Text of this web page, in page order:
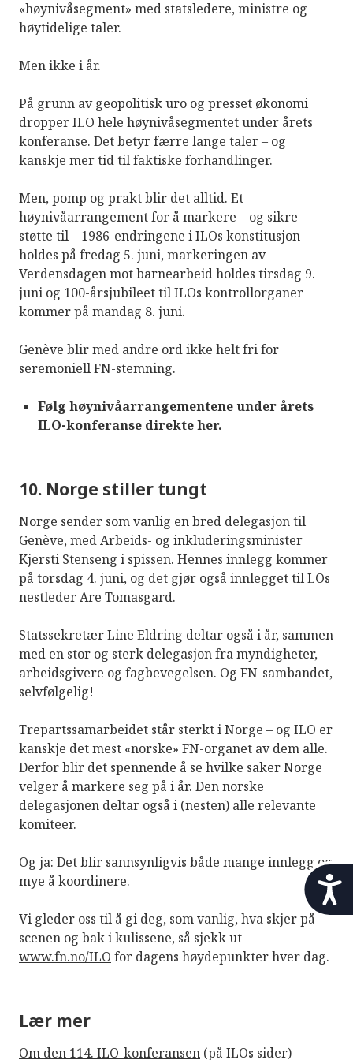
t
l
j
e
«høynivåsegment» med statsledere, ministre og
høytidelige taler.
Men ikke i år.
På grunn av geopolitisk uro og presset økonomi
dropper ILO hele høynivåsegmentet under årets
konferanse. Det betyr færre lange taler – og
kanskje mer tid til faktiske forhandlinger.
Men, pomp og prakt blir det alltid. Et
høynivåarrangement for å markere – og sikre
støtte til – 1986-endringene i ILOs konstitusjon
holdes på fredag 5. juni, markeringen av
Verdensdagen mot barnearbeid holdes tirsdag 9.
juni og 100-årsjubileet til ILOs kontrollorganer
kommer på mandag 8. juni.
Genève blir med andre ord ikke helt fri for
seremoniell FN-stemning.
Følg høynivåarrangementene under årets
ILO-konferanse direkteher.
10. Norge stiller tungt
Norge sender som vanlig en bred delegasjon til
Genève, med Arbeids- og inkluderingsminister
Kjersti Stenseng i spissen. Hennes innlegg kommer
på torsdag 4. juni, og det gjør også innlegget til LOs
nestleder Are Tomasgard.
Statssekretær Line Eldring deltar også i år, sammen
med en stor og sterk delegasjon fra myndigheter,
arbeidsgivere og fagbevegelsen. Og FN-sambandet,
selvfølgelig!
Trepartssamarbeidet står sterkt i Norge – og ILO er
kanskje det mest «norske» FN-organet av dem alle.
Derfor blir det spennende å se hvilke saker Norge
velger å markere seg på i år. Den norske
delegasjonen deltar også i (nesten) alle relevante
komiteer.
Og ja: Det blir sannsynligvis både mange innlegg og
mye å koordinere.
Vi gleder oss til å gi deg, som vanlig, hva skjer på
scenen og bak i kulissene, så sjekk ut
www.fn.no/ILO for dagens høydepunkter hver dag.
Lær mer
Om den 114. ILO-konferansen (på ILOs sider)